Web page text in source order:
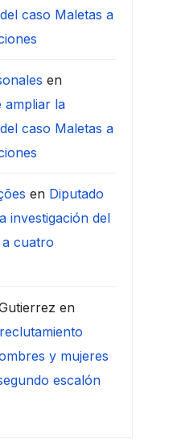
caso Maletas a
en
ampliar la
caso Maletas a
en Diputado
investigación del
cuatro
en
y mujeres
escalón